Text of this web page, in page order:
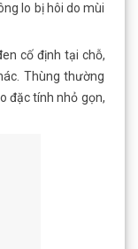
lo bị hôi do mùi
cố định tại chỗ,
Thùng thường
đặc tính nhỏ gọn,